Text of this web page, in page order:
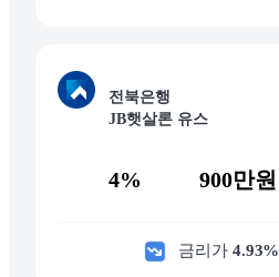
전북은행
JB햇살론 유스
4% 900만원
금리가 4.93%